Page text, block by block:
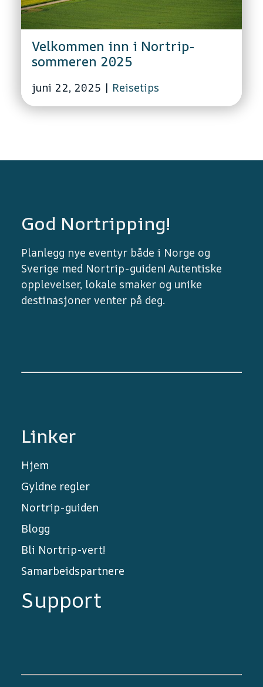
Velkommen inn i Nortrip-
sommeren 2025
juni 22, 2025 | Reisetips
God Nortripping!
Planlegg nye eventyr både i Norge og
Sverige med Nortrip-guiden! Autentiske
opplevelser, lokale smaker og unike
destinasjoner venter på deg.
Linker
Hjem
Gyldne regler
Nortrip-guiden
Blogg
Bli Nortrip-vert!
Samarbeidspartnere
Support